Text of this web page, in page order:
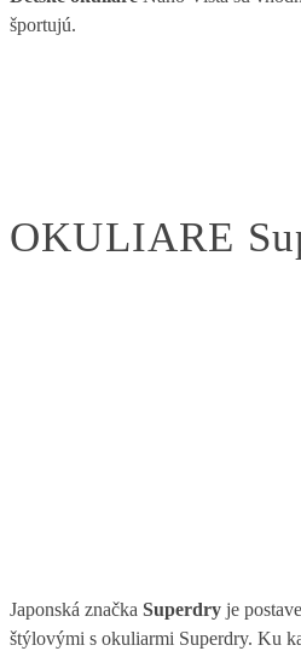
športujú.
OKULIARE
Japonská značka Superdry je
štýlovými s okuliarmi Superdry. Ku